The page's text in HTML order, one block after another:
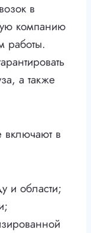
в
компанию
работы.
а также
включают в
и области;